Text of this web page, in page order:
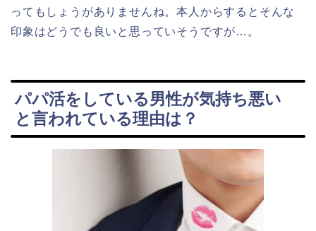
ってもしょうがありませんね。本人からするとそんな
印象はどうでも良いと思っていそうですが…。
パパ活をしている男性が気持ち悪い
と言われている理由は？